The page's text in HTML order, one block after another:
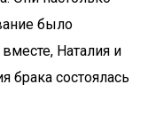
было
Наталия и
брака состоялась